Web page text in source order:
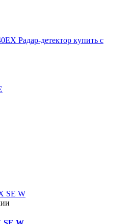
Радар-детектор купить с